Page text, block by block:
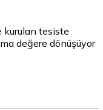
kurulan tesiste
değere dönüşüyor